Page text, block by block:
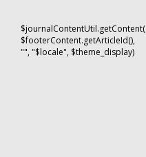
$footerContent.getArticleId(),
"", "$locale", $theme_display)